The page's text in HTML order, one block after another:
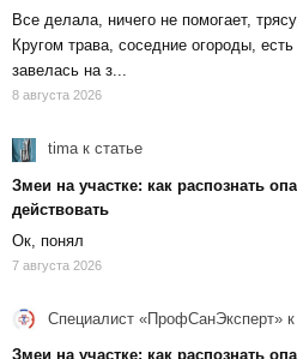
Все делала, ничего не помогает,
Кругом трава, соседние огороды,
завелась на з...
8 августа 2026
timaк статье
Змеи на участке: как распознать
действовать
Ок, понял
7 августа 2026
Специалист «ПрофСанЭксперт»
Змеи на участке: как распознать